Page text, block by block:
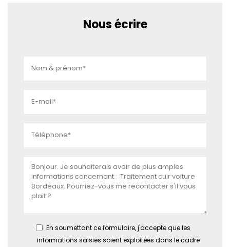
Nous écrire
En soumettant ce formulaire, j'accepte que les
informations saisies soient exploitées dans le cadre